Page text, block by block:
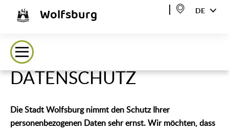
Wolfsburg DE
DATENSCHUTZ
Die Stadt Wolfsburg nimmt den Schutz Ihrer
personenbezogenen Daten sehr ernst. Wir möchten, dass